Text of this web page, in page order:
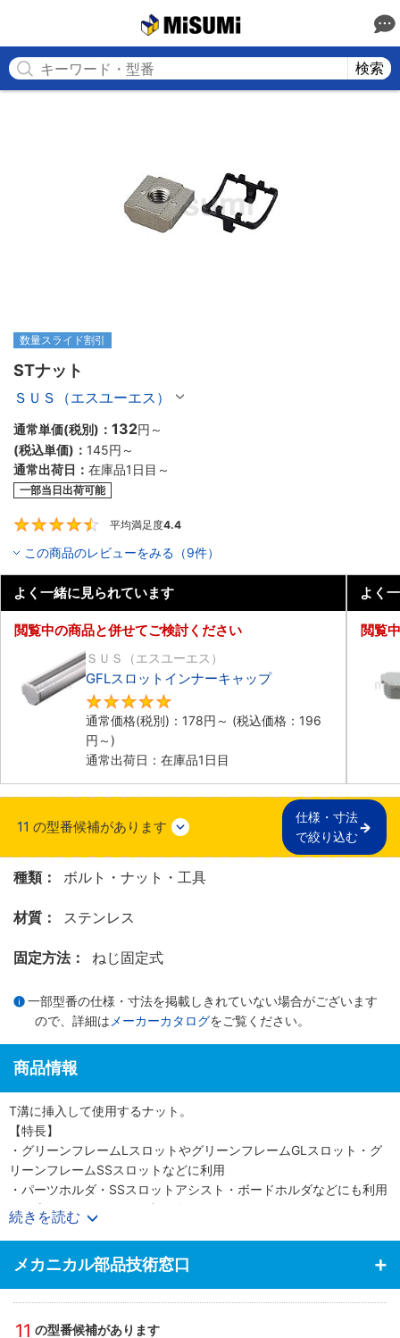
検索
数量スライド割引
STナット
ＳＵＳ（エスユーエス）
通常単価(税別)： 132円 ～
(税込単価)： 145円 ～
通常出荷日： 在庫品1日目～
一部当日出荷可能
平均満足度4.4
この商品のレビューをみる（9件）
よく一緒に見られています
閲覧中の商品と併せてご検討ください
ＳＵＳ（エスユーエス）
GFLスロットインナーキャップ
通常価格(税別)： 178円 ～ (税込価格： 196
円 ～)
通常出荷日：在庫品1日目
よく
閲覧
11 の型番候補があります
仕様・寸法
で絞り込む
種類： ボルト・ナット・工具
材質： ステンレス
固定方法： ねじ固定式
一部型番の仕様・寸法を掲載しきれていない場合がございます
ので、詳細は メーカーカタログをご覧ください。
商品情報
T溝に挿入して使用するナット。
【特長】
・グリーンフレームLスロットやグリーンフレームGLスロット・グ
リーンフレームSSスロットなどに利用
・パーツホルダ・SSスロットアシスト・ボードホルダなどにも利用
する専用ナット（スベリ止め付き）
・材質：ステンレス、導電機能付、ポリアミド（スベリ止めキャッ
・質量：2.10g（SS）8.20g（S）14.2g（L）
【用途】
・フレーム・パーツホルダ等への利用に最適
続きを読む
メカニカル部品技術窓口
11 の型番候補があります